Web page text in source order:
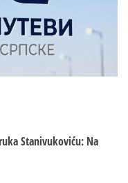
Stanivukoviću: Na